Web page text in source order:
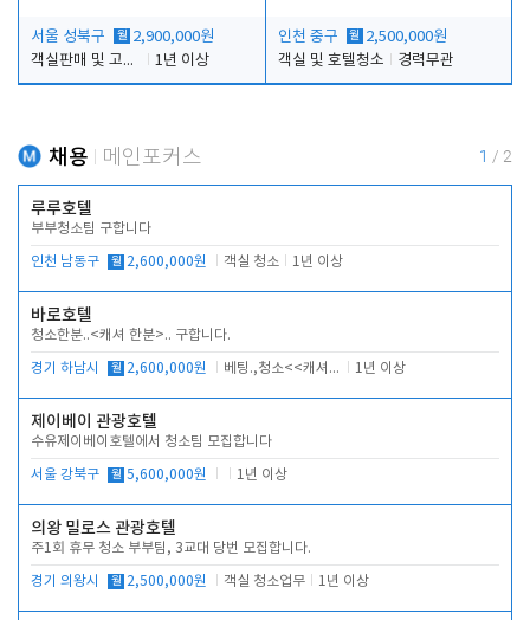
서울 성북구 월 2,900,000원
객실판매 및 고객응대
1년 이상
인천 중구 월 2,500,000원
객실 및 호텔청소
경력무관
채용 메인포커스 1 / 2
루루호텔
부부청소팀 구합니다
인천 남동구 월 2,600,000원 객실 청소 1년 이상
바로호텔
청소한분..<캐셔 한분>.. 구합니다.
경기 하남시 월 2,600,000원 베팅.,청소<<캐셔 모셔봅니다. 1년 이상
제이베이 관광호텔
수유제이베이호텔에서 청소팀 모집합니다
서울 강북구 월 5,600,000원 1년 이상
의왕 밀로스 관광호텔
주1회 휴무 청소 부부팀, 3교대 당번 모집합니다.
경기 의왕시 월 2,500,000원 객실 청소업무 1년 이상